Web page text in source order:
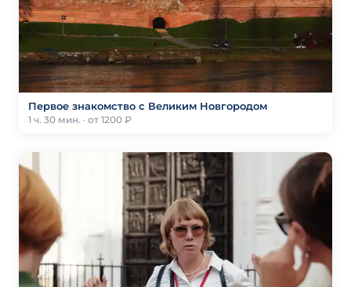
Первое знакомство с Великим Новгородом
1 ч. 30 мин. · от 1200 ₽